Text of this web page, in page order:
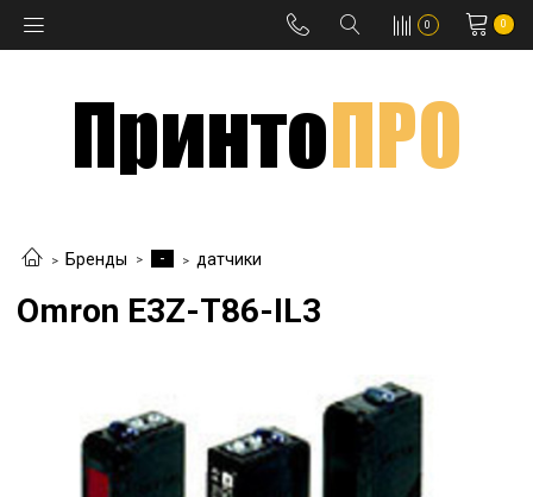
0 0
Бренды - датчики
Omron E3Z-T86-IL3